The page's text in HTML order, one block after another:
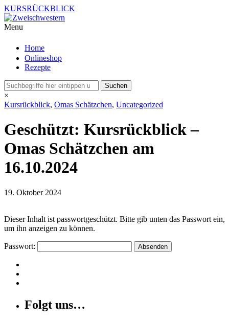
KURSRÜCKBLICK
Menu
Home
Onlineshop
Rezepte
×
Kursrückblick, Omas Schätzchen, Uncategorized
Geschützt: Kursrückblick –
Omas Schätzchen am
16.10.2024
19. Oktober 2024
Dieser Inhalt ist passwortgeschützt. Bitte gib unten das Passwort ein,
um ihn anzeigen zu können.
Passwort:
Folgt uns…